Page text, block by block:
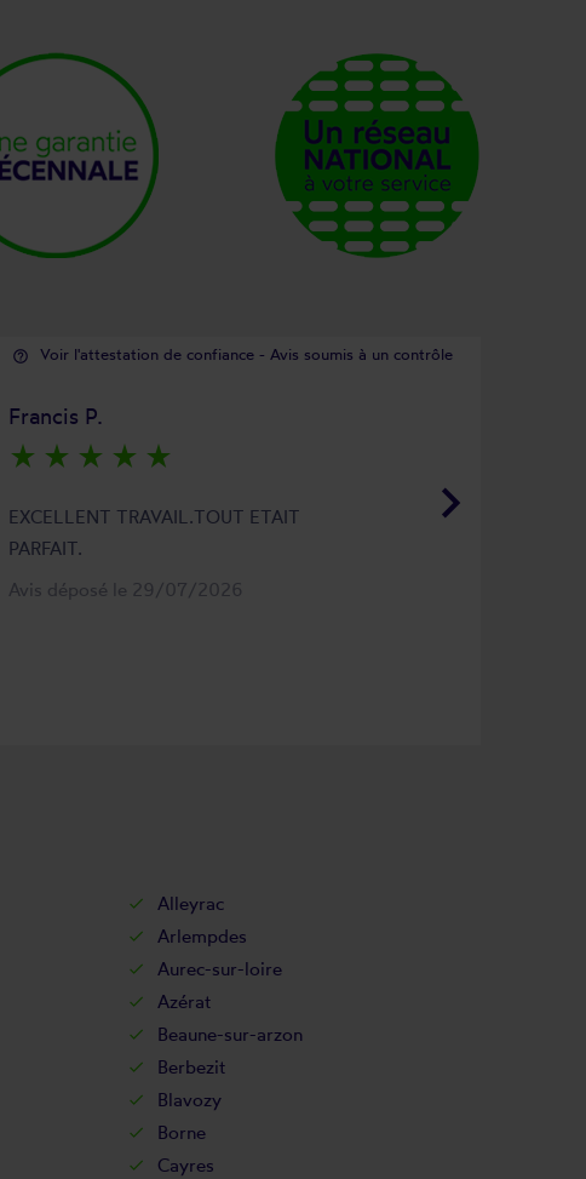
help_outline Voir l'attestation de confiance - Avis soumis à un contrôle
keyboard_arrow_right
Francis P.
star_rate star_rate star_rate star_rate star_rate
EXCELLENT TRAVAIL.TOUT ETAIT
PARFAIT.
Avis déposé le 29/07/2026
Alleyrac
Arlempdes
Aurec-sur-loire
Azérat
Beaune-sur-arzon
Berbezit
Blavozy
Borne
Cayres